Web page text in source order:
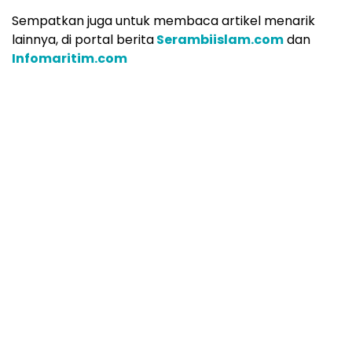
Sempatkan juga untuk membaca artikel menarik
lainnya, di portal beritaSerambiislam.comdan
Infomaritim.com